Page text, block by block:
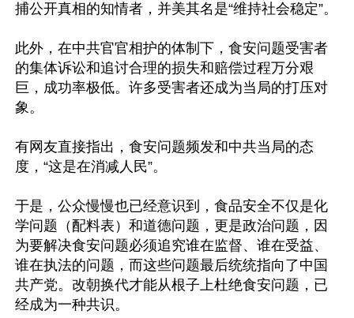
捕公开真相的知情者，并美其名是“维持社会稳定”。
此外，在中共官官相护的体制下，食安问题受害者
的集体诉讼和追讨合理的损失和赔偿过程万分艰
巨，成功率极低。许多受害者还成为当局的打压对
象。
有网友直接指出，食安问题频发和中共当局的态
度，“这是在消减人民”。
于是，公众慢慢也已经意识到，食品安全不仅是化
学问题（配料表）和道德问题，更是政治问题，因
为要解决食安问题必须追究谁在监督、谁在受益、
谁在执法的问题，而这些问题最后统统指向了中国
共产党。改朝换代才能从根子上杜绝食安问题，已
经成为一种共识。